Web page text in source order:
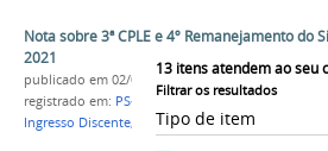
13 itens atendem ao seu
Filtrar os resultados
Tipo de item
Nota sobre 3ª CPLE e 4º Remanejamento do
2021
publicado em 02/02/2022
registrado em: PS-ICG 2021, CPLE,Remanejamento
Ingresso Discente, Graduação,Ensino